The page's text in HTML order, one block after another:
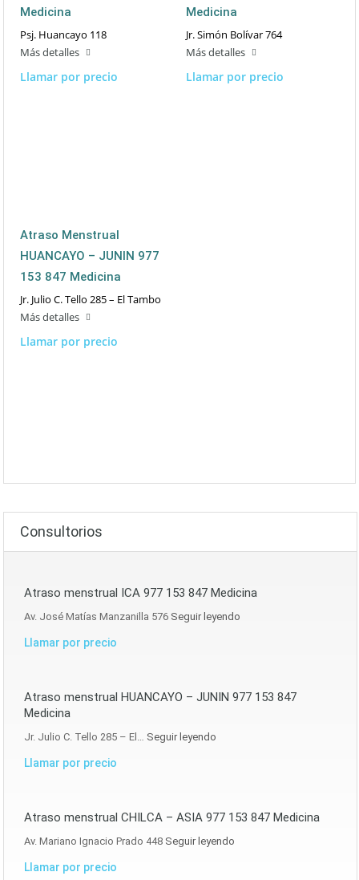
Medicina
Psj. Huancayo 118
Más detalles
Llamar por precio
Medicina
Jr. Simón Bolívar 764
Más detalles
Llamar por precio
Atraso Menstrual
HUANCAYO – JUNIN 977
153 847 Medicina
Jr. Julio C. Tello 285 – El Tambo
Más detalles
Llamar por precio
Consultorios
Atraso menstrual ICA 977 153 847 Medicina
Av. José Matías Manzanilla 576 Seguir leyendo
Llamar por precio
Atraso menstrual HUANCAYO – JUNIN 977 153 847
Medicina
Jr. Julio C. Tello 285 – El… Seguir leyendo
Llamar por precio
Atraso menstrual CHILCA – ASIA 977 153 847 Medicina
Av. Mariano Ignacio Prado 448 Seguir leyendo
Llamar por precio